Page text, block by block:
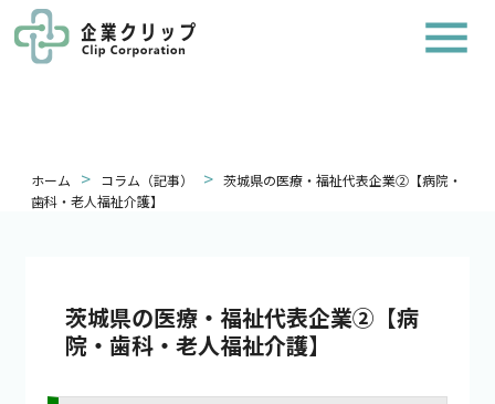
ホーム > コラム（記事） > 茨城県の医療・福祉代表企業②【病院・
歯科・老人福祉介護】
茨城県の医療・福祉代表企業②【病
院・歯科・老人福祉介護】